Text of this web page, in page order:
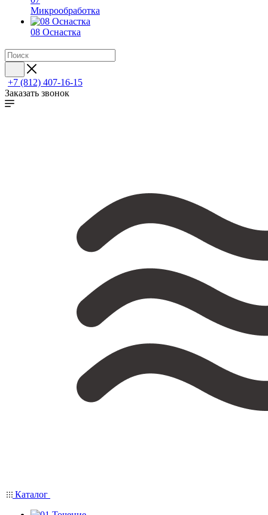
Микрообработка
08 Оснастка
+7 (812) 407-16-15
Заказать звонок
Каталог